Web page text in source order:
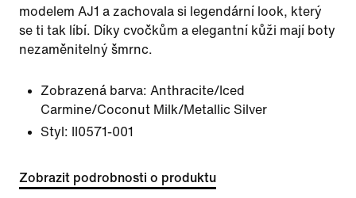
modelem AJ1 a zachovala si legendární look, který
se ti tak líbí. Díky cvočkům a elegantní kůži mají boty
nezaměnitelný šmrnc.
Zobrazená barva: Anthracite/Iced
Carmine/Coconut Milk/Metallic Silver
Styl:
II0571-001
Zobrazit podrobnosti o produktu